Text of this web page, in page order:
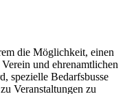
die Möglichkeit, einen
und ehrenamtlichen
spezielle Bedarfsbusse
Veranstaltungen zu